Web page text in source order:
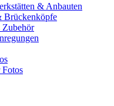
& Anbauten
Brückenköpfe
Zubehör